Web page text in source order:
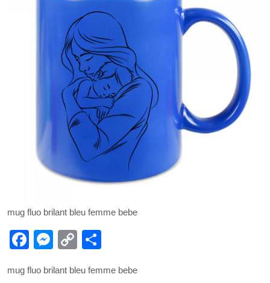
mug fluo brilant bleu femme bebe
F
c
M
ss
C
p
ta
mug fluo brilant bleu femme bebe